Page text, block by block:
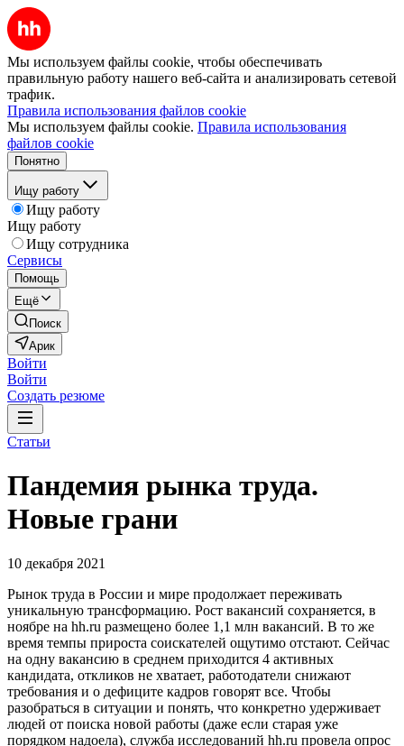
Мы используем файлы cookie, чтобы обеспечивать
правильную работу нашего веб-сайта и анализировать сетевой
трафик.
Правила использования файлов cookie
Мы используем файлы cookie. Правила использования
файлов cookie
Понятно
Ищу работу
Ищу работу
Ищу работу
Ищу сотрудника
Сервисы
Помощь
Ещё
Поиск
Арик
Войти
Войти
Создать резюме
Статьи
Пандемия рынка труда.
Новые грани
10 декабря 2021
Рынок труда в России и мире продолжает переживать
уникальную трансформацию. Рост вакансий сохраняется, в
ноябре на hh.ru размещено более 1,1 млн вакансий. В то же
время темпы прироста соискателей ощутимо отстают. Сейчас
на одну вакансию в среднем приходится 4 активных
кандидата, откликов не хватает, работодатели снижают
требования и о дефиците кадров говорят все. Чтобы
разобраться в ситуации и понять, что конкретно удерживает
людей от поиска новой работы (даже если старая уже
порядком надоела), служба исследований hh.ru провела опрос